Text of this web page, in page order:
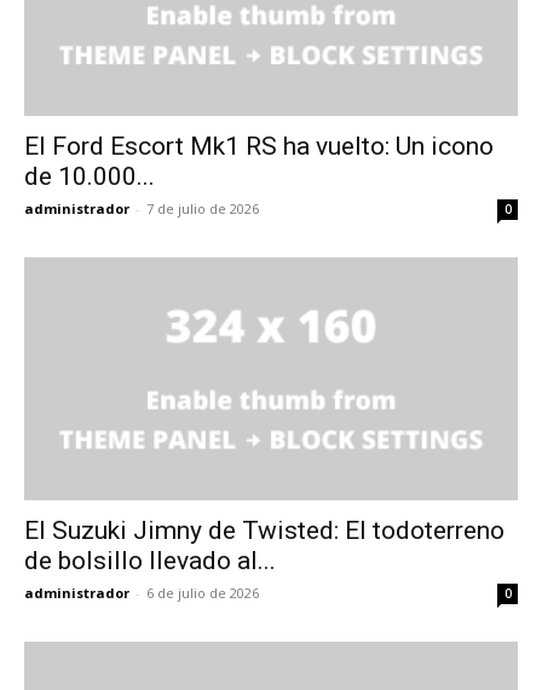
El Ford Escort Mk1 RS ha vuelto: Un icono
de 10.000...
administrador - 7 de julio de 2026 0
El Suzuki Jimny de Twisted: El todoterreno
de bolsillo llevado al...
administrador - 6 de julio de 2026 0